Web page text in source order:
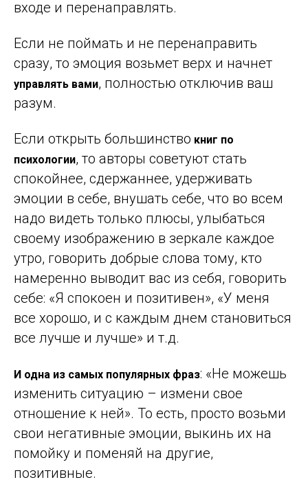
входе и перенаправлять.
Если не поймать и не перенаправить
сразу, то эмоция возьмет верх и начнет
управлять вами, полностью отключив ваш
разум.
Если открыть большинство книг по
психологии, то авторы советуют стать
спокойнее, сдержаннее, удерживать
эмоции в себе, внушать себе, что во всем
надо видеть только плюсы, улыбаться
своему изображению в зеркале каждое
утро, говорить добрые слова тому, кто
намеренно выводит вас из себя, говорить
себе: «Я спокоен и позитивен», «У меня
все хорошо, и с каждым днем становиться
все лучше и лучше» и т.д.
И одна из самых популярных фраз: «Не можешь
изменить ситуацию – измени свое
отношение к ней». То есть, просто возьми
свои негативные эмоции, выкинь их на
помойку и поменяй на другие,
позитивные.